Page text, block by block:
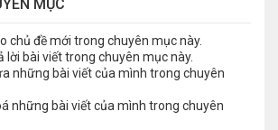
MỤC
chủ đề mới trong chuyên mục này.
lời bài viết trong chuyên mục này.
những bài viết của mình trong chuyên
những bài viết của mình trong chuyên